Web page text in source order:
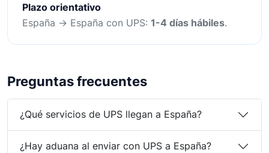
Plazo orientativo
España → España con UPS: 1-4 días hábiles.
Preguntas frecuentes
¿Qué servicios de UPS llegan a España?
¿Hay aduana al enviar con UPS a España?